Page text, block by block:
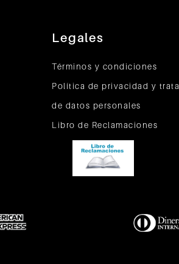
Legales
Términos y condiciones
Política de privacidad y
de datos personales
Libro de Reclamaciones